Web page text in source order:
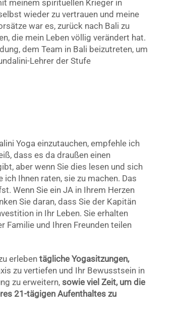
meinem spirituellen Krieger in
wieder zu vertrauen und meine
war es, zurück nach Bali zu
die mein Leben völlig verändert hat.
dem Team in Bali beizutreten, um
Lehrer der Stufe
Yoga einzutauchen, empfehle ich
dass es da draußen einen
aber wenn Sie dies lesen und sich
Ihnen raten, sie zu machen. Das
Wenn Sie ein JA in Ihrem Herzen
Sie daran, dass Sie der Kapitän
in Ihr Leben. Sie erhalten
Familie und Ihren Freunden teilen
erleben tägliche Yogasitzungen,
zu vertiefen und Ihr Bewusstsein in
zu erweitern, sowie viel Zeit, um die
21-tägigen Aufenthaltes zu